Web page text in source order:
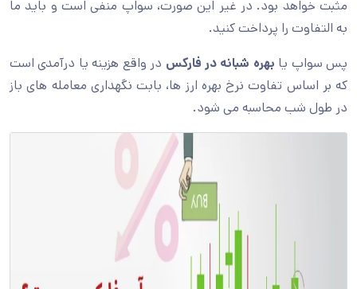
مثبت خواهد بود. در غیر این صورت، سواپ منفی است و باید ما
به التفاوت را پرداخت کنید.
پس سواپ یا بهره شبانه در فارکس در واقع هزینه یا درآمدی است
که بر اساس تفاوت نرخ بهره ارز ها، بابت نگهداری معامله های باز
در طول شب محاسبه می شود.